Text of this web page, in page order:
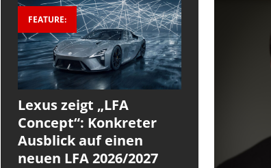
FEATURE:
Lexus zeigt „LFA
Concept“: Konkreter
Ausblick auf einen
neuen LFA 2026/2027